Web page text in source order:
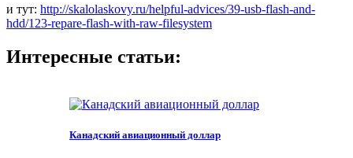
и тут: http://skalolaskovy.ru/helpful-advices/39-usb-flash-and-
hdd/123-repare-flash-with-raw-filesystem
Интересные статьи:
Канадский авиационный доллар